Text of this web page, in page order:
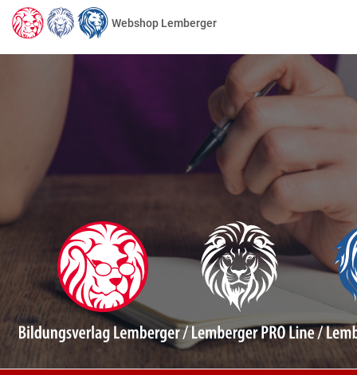
Webshop Lemberger